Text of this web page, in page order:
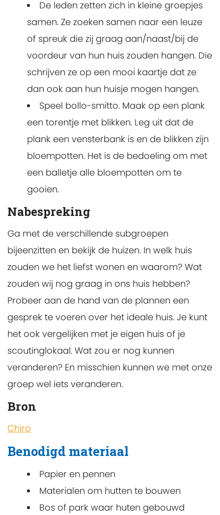
De leden zetten zich in kleine groepjes
samen. Ze zoeken samen naar een leuze
of spreuk die zij graag aan/naast/bij de
voordeur van hun huis zouden hangen. Die
schrijven ze op een mooi kaartje dat ze
dan ook aan hun huisje mogen hangen.
Speel bollo-smitto. Maak op een plank
een torentje met blikken. Leg uit dat de
plank een vensterbank is en de blikken zijn
bloempotten. Het is de bedoeling om met
een balletje alle bloempotten om te
gooien.
Nabespreking
Ga met de verschillende subgroepen
bijeenzitten en bekijk de huizen. In welk huis
zouden we het liefst wonen en waarom? Wat
zouden wij nog graag in ons huis hebben?
Probeer aan de hand van de plannen een
gesprek te voeren over het ideale huis. Je kunt
het ook vergelijken met je eigen huis of je
scoutinglokaal. Wat zou er nog kunnen
veranderen? En misschien kunnen we met onze
groep wel iets veranderen.
Bron
Chiro
Benodigd materiaal
Papier en pennen
Materialen om hutten te bouwen
Bos of park waar huten gebouwd